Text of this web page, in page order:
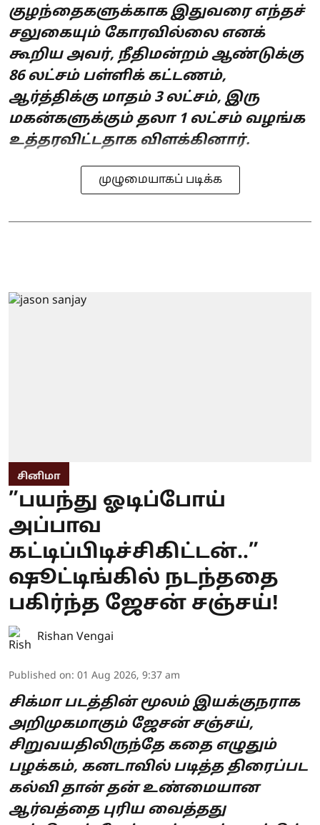
குழந்தைகளுக்காக இதுவரை எந்தச்
சலுகையும் கோரவில்லை எனக்
கூறிய அவர், நீதிமன்றம் ஆண்டுக்கு
86 லட்சம் பள்ளிக் கட்டணம்,
ஆர்த்திக்கு மாதம் 3 லட்சம், இரு
மகன்களுக்கும் தலா 1 லட்சம் வழங்க
உத்தரவிட்டதாக விளக்கினார்.
முழுமையாகப் படிக்க
சினிமா
”பயந்து ஓடிப்போய்
அப்பாவ
கட்டிப்பிடிச்சிகிட்டன்..”
ஷூட்டிங்கில் நடந்ததை
பகிர்ந்த ஜேசன் சஞ்சய்!
Rishan Vengai
Published on: 01 Aug 2026, 9:37 am
சிக்மா படத்தின் மூலம் இயக்குநராக
அறிமுகமாகும் ஜேசன் சஞ்சய்,
சிறுவயதிலிருந்தே கதை எழுதும்
பழக்கம், கனடாவில் படித்த திரைப்பட
கல்வி தான் தன் உண்மையான
ஆர்வத்தை புரிய வைத்தது